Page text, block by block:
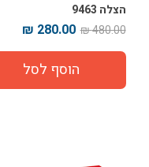
הצלה 9463
480.00 ₪
280.00 ₪